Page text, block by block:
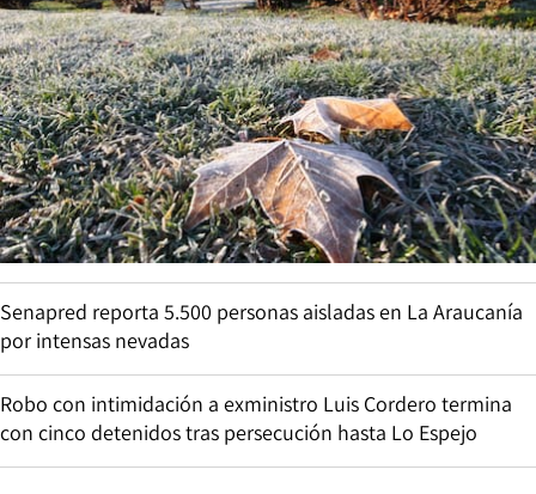
Senapred reporta 5.500 personas aisladas en La Araucanía
por intensas nevadas
Robo con intimidación a exministro Luis Cordero termina
con cinco detenidos tras persecución hasta Lo Espejo